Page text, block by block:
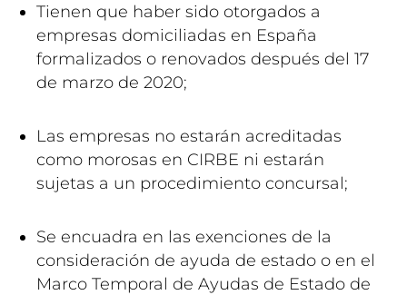
Tienen que haber sido otorgados a
empresas domiciliadas en España
formalizados o renovados después del 17
de marzo de 2020;
Las empresas no estarán acreditadas
como morosas en CIRBE ni estarán
sujetas a un procedimiento concursal;
Se encuadra en las exenciones de la
consideración de ayuda de estado o en el
Marco Temporal de Ayudas de Estado de